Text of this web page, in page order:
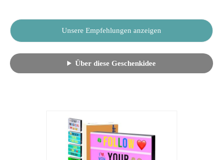
Unsere Empfehlungen anzeigen
Über diese Geschenkidee